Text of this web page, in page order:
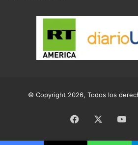
© Copyright 2026, Todos los
Facebook